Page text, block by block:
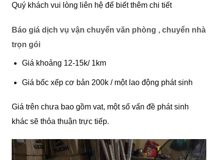
Quý khách vui lòng liên hệ để biết thêm chi tiết
Báo giá dịch vụ vận chuyển văn phòng , chuyển nhà
trọn gói
Giá khoảng 12-15k/ 1km
Giá bốc xếp cơ bản 200k / một lao động phát sinh
Giá trên chưa bao gồm vat, một số vấn đề phát sinh
khác sẽ thỏa thuận trực tiếp.